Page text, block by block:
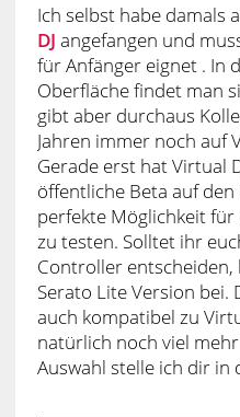
Ich selbst habe damals
DJ angefangen und
für Anfänger eignet . In
Oberfläche findet man
gibt aber durchaus
Jahren immer noch auf
Gerade erst hat Virtual
öffentliche Beta auf
perfekte Möglichkeit für
zu testen. Solltet ihr
Controller entscheiden,
Serato Lite Version
auch kompatibel zu
natürlich noch viel mehr
Auswahl stelle ich dir in